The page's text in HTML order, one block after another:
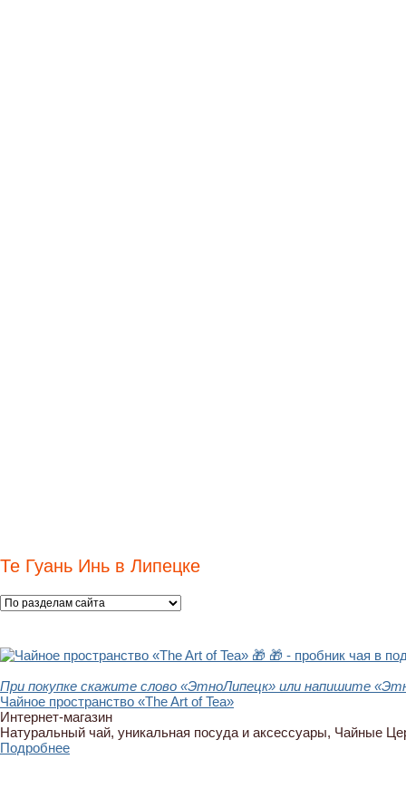
Те Гуань Инь в Липецке
🎁 🎁 - пробник чая в
При покупке скажите слово «ЭтноЛипецк» или напишите
Чайное пространство «The Art of Tea»
Интернет-магазин
Натуральный чай, уникальная посуда и аксессуары, Чайные
Подробнее